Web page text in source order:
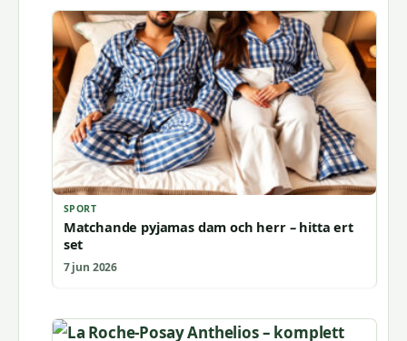
SPORT
Matchande pyjamas dam och herr – hitta ert
set
7 jun 2026